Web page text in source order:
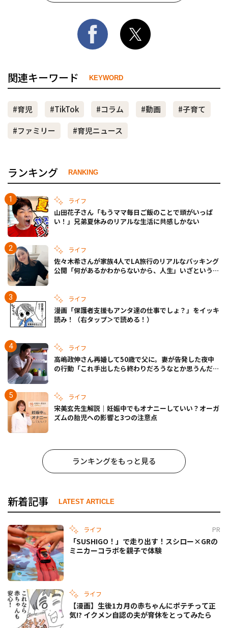
関連キーワード KEYWORD
#育児 #TikTok #コラム #動画
#子育て
#ファミリー
#育児ニュース
ランキング RANKING
ライフ
山田花子さん「もうママ毎日ご飯のことで頭がいっぱ
い！」兄弟夏休みのリアルな生活に共感しかない
ライフ
佐々木希さんが家族4人でLA旅行のリアルなパッキング
公開「何があるかわからないから、人生」いざというと
ライフ
漫画「保護者支援もアンタ達の仕事でしょ？」をイッキ
読み！（右タップ＞で読める！）
ライフ
高嶋政伸さん再婚して50歳で父に。妻が告発した夜中
の行動「これ手出したら終わりだろうなとか思うんだけ
ライフ
宋美玄先生解説｜妊娠中でもオナニーしていい？オーガ
ズムの胎児への影響と3つの注意点
ランキングをもっと見る
新着記事 LATEST ARTICLE
ライフ PR
「SUSHIGO！」で走り出す！スシロー×GRの
ミニカーコラボを親子で体験
ライフ
【漫画】生後1カ月の赤ちゃんにポテチって正
気!? イクメン自認の夫が育休をとってみたら